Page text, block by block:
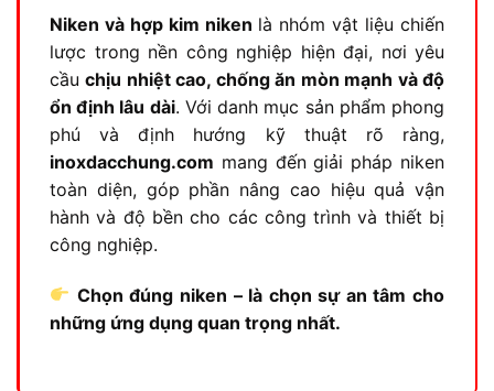
Niken và hợp kim niken là nhóm vật liệu chiến
lược trong nền công nghiệp hiện đại, nơi yêu
cầuchịu nhiệt cao, chống ăn mòn mạnh và độ
ổn định lâu dài. Với danh mục sản phẩm phong
phú và định hướng kỹ thuật rõ ràng,
inoxdacchung.com mang đến giải pháp niken
toàn diện, góp phần nâng cao hiệu quả vận
hành và độ bền cho các công trình và thiết bị
công nghiệp.
Chọn đúng niken – là chọn sự an tâm cho
những ứng dụng quan trọng nhất.